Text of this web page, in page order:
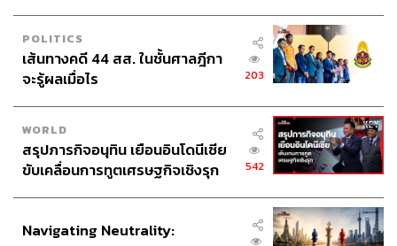
POLITICS
เส้นทางคดี 44 สส. ในชั้นศาลฎีกา
จะรู้ผลเมื่อไร
203
WORLD
สรุปภารกิจอนุทิน เยือนอินโดนีเซีย
ขับเคลื่อนการทูตเศรษฐกิจเชิงรุก
542
Navigating Neutrality: